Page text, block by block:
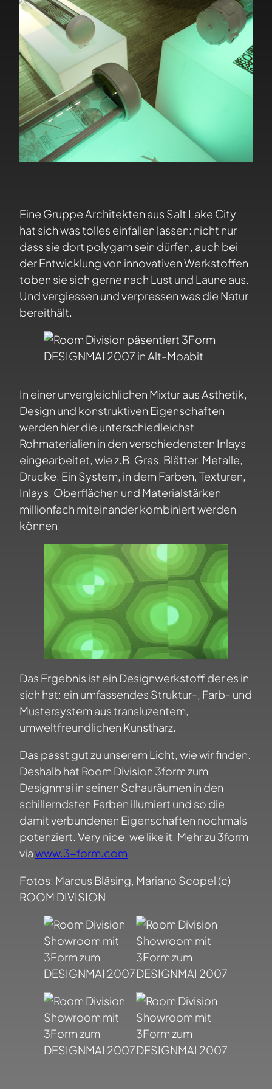
Eine Gruppe Architekten aus Salt Lake City
hat sich was tolles einfallen lassen: nicht nur
dass sie dort polygam sein dürfen, auch bei
der Entwicklung von innovativen Werkstoffen
toben sie sich gerne nach Lust und Laune aus.
Und vergiessen und verpressen was die Natur
bereithält.
In einer unvergleichlichen Mixtur aus Asthetik,
Design und konstruktiven Eigenschaften
werden hier die unterschiedleichst
Rohmaterialien in den verschiedensten Inlays
eingearbeitet, wie z.B. Gras, Blätter, Metalle,
Drucke. Ein System, in dem Farben, Texturen,
Inlays, Oberflächen und Materialstärken
millionfach miteinander kombiniert werden
können.
Das Ergebnis ist ein Designwerkstoff der es in
sich hat: ein umfassendes Struktur-, Farb- und
Mustersystem aus transluzentem,
umweltfreundlichen Kunstharz.
Das passt gut zu unserem Licht, wie wir finden.
Deshalb hat Room Division 3form zum
Designmai in seinen Schauräumen in den
schillerndsten Farben illumiert und so die
damit verbundenen Eigenschaften nochmals
potenziert. Very nice, we like it. Mehr zu 3form
viawww.3-form.com
Fotos: Marcus Bläsing, Mariano Scopel (c)
ROOM DIVISION